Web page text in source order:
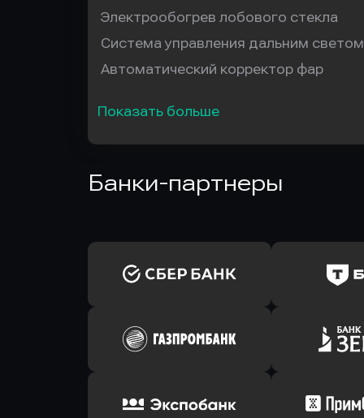
Электрообогрев лобового стекла
Система управления дальним светом
Автоматический корректор фар
Показать больше
Банки-партнеры
Оправить заявку
в Сбербанк
в Т-Банк
в Газпромбанк
в